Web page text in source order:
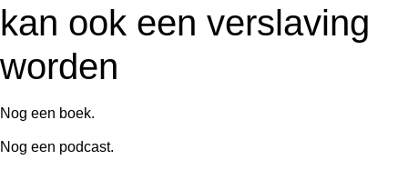
kan ook een verslaving
worden
Nog een boek.
Nog een podcast.